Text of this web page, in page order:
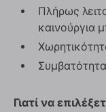
Πλήρως
καινούργια
Γιατί να